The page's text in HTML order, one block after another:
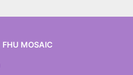
FHU MOSAIC